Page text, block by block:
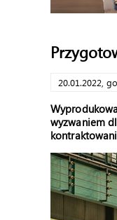
20.01.2022,
wyzwaniem